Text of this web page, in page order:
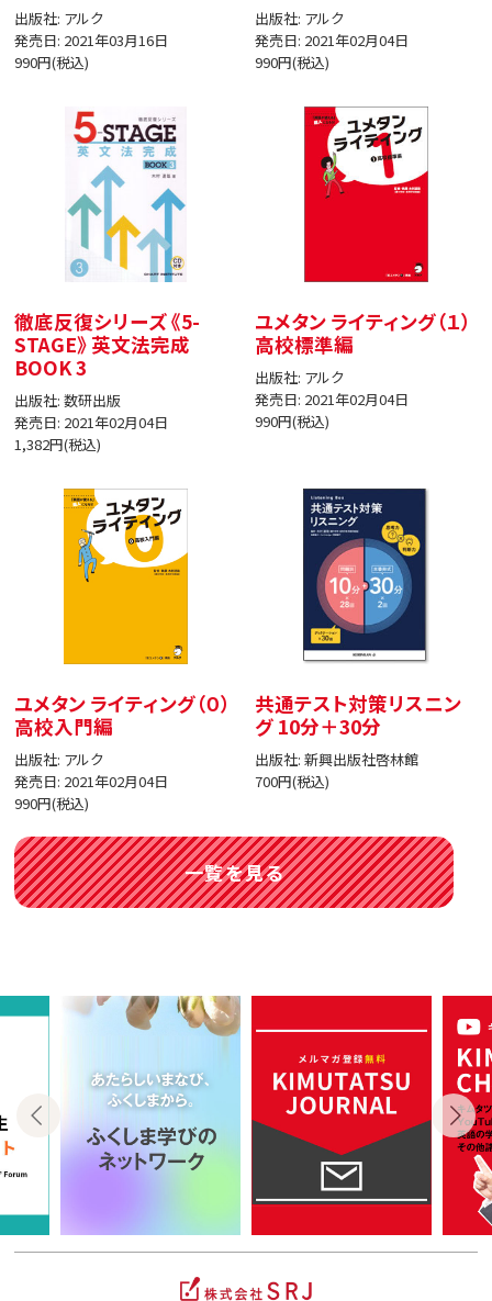
出版社: アルク
発売日: 2021年03月16日
990円(税込)
出版社: アルク
発売日: 2021年02月04日
990円(税込)
徹底反復シリーズ 《5-
STAGE》 英文法完成
BOOK 3
出版社: 数研出版
発売日: 2021年02月04日
1,382円(税込)
ユメタン ライティング（１）
高校標準編
出版社: アルク
発売日: 2021年02月04日
990円(税込)
ユメタン ライティング（０）
高校入門編
出版社: アルク
発売日: 2021年02月04日
990円(税込)
共通テスト対策リスニン
グ 10分＋30分
出版社: 新興出版社啓林館
700円(税込)
一覧を見る